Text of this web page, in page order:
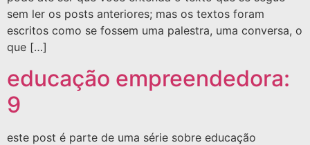
sem ler os posts anteriores; mas os textos foram
escritos como se fossem uma palestra, uma conversa, o
que […]
educação empreendedora:
9
este post é parte de uma série sobre educação